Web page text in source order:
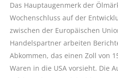
Das Hauptaugenmerk der
Wochenschluss auf der
zwischen der Europäischen
Handelspartner arbeiten
Abkommen, das einen Zoll von
Waren in die USA vorsieht. Die